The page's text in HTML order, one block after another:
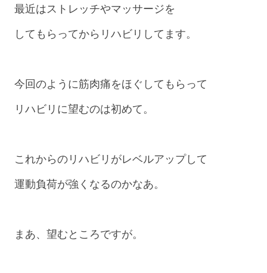
最近はストレッチやマッサージを
してもらってからリハビリしてます。
今回のように筋肉痛をほぐしてもらって
リハビリに望むのは初めて。
これからのリハビリがレベルアップして
運動負荷が強くなるのかなあ。
まあ、望むところですが。